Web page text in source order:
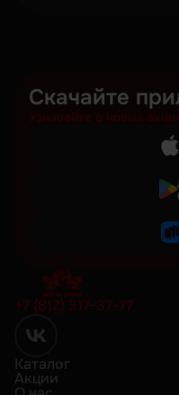
Скачайте
Узнавайте о новых
+7 (812) 317-37-77
Каталог
Акции